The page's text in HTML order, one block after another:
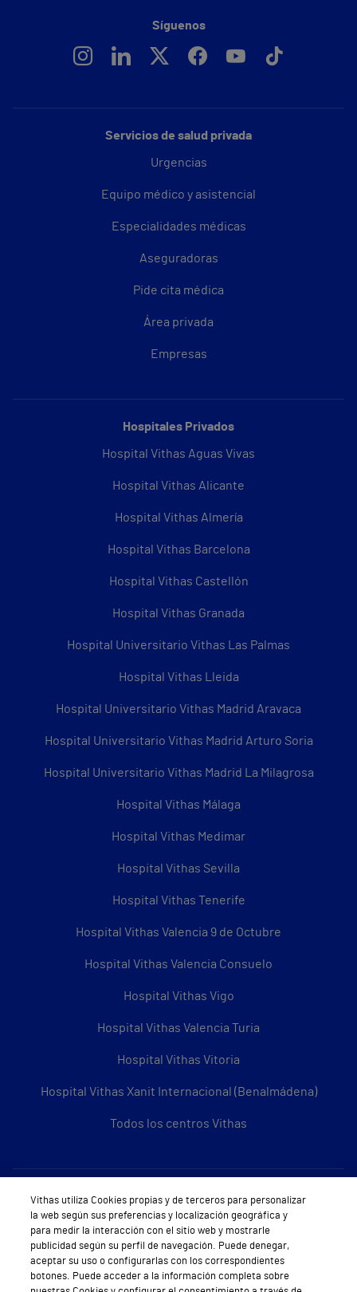
Servicios de salud privada
Urgencias
Equipo médico y asistencial
Especialidades médicas
Aseguradoras
Pide cita médica
Área privada
Empresas
Hospitales Privados
Hospital Vithas Aguas Vivas
Hospital Vithas Alicante
Hospital Vithas Almería
Hospital Vithas Barcelona
Hospital Vithas Castellón
Hospital Vithas Granada
Hospital Universitario Vithas Las Palmas
Hospital Vithas Lleida
Hospital Universitario Vithas Madrid Aravaca
Hospital Universitario Vithas Madrid Arturo Soria
Hospital Universitario Vithas Madrid La Milagrosa
Hospital Vithas Málaga
Hospital Vithas Medimar
Hospital Vithas Sevilla
Hospital Vithas Tenerife
Hospital Vithas Valencia 9 de Octubre
Hospital Vithas Valencia Consuelo
Hospital Vithas Vigo
Hospital Vithas Valencia Turia
Hospital Vithas Vitoria
Hospital Vithas Xanit Internacional (Benalmádena)
Todos los centros Vithas
Sobre Vithas
Quiénes somos
Trabajar en Vithas
Teléfono Cita Médica
Síguenos
Vithas utiliza Cookies propias y de terceros para personalizar
la web según sus preferencias y localización geográfica y
para medir la interacción con el sitio web y mostrarle
publicidad según su perfil de navegación. Puede denegar,
aceptar su uso o configurarlas con los correspondientes
botones. Puede acceder a la información completa sobre